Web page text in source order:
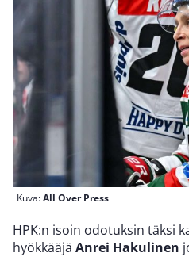
Kuva:All Over Press
HPK:n isoin odotuksin täksi
hyökkääjä Anrei Hakulinen